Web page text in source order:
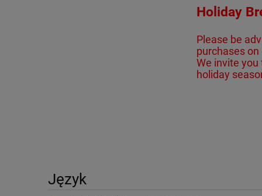
Holiday
Please be
purchases on
We invite
holiday
Język